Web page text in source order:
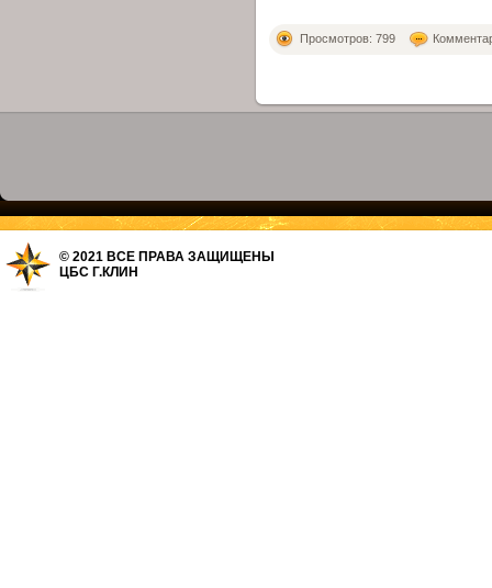
Просмотров: 799
© 2021 ВСЕ ПРАВА ЗАЩИЩЕНЫ
ЦБС Г.КЛИН